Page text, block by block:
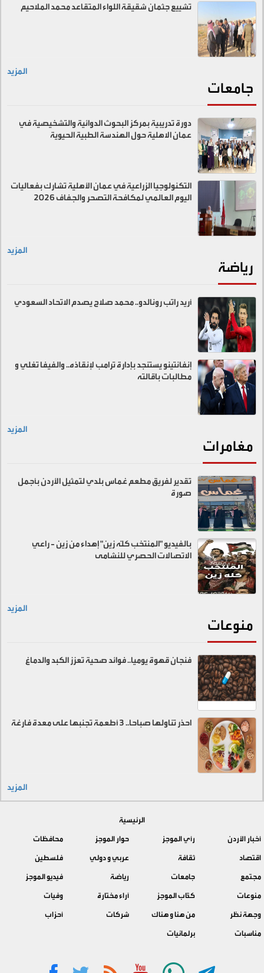
تشييع جثمان شقيقة اللواء المتقاعد محمد الملاحيم
المزيد
جامعات
دورة تدريبية بمركز البحوث الدوائية والتشخيصية في
عمان الاهلية حول الهندسة الطبية الحيوية
التكنولوجيا الزراعية في عمان الأهلية تشارك بفعاليات
اليوم العالمي لمكافحة التصحر والجفاف 2026
المزيد
رياضة
أريد راتب رونالدو.. محمد صلاح يصدم الاتحاد السعودي
إنفانتينو يستنجد بإدارة ترامب لإنقاذه.. والفيفا تغلي و
مطالبات باقالته
المزيد
مغامرات
تقدير لفريق مطعم غماس بلدي لتمثيل الأردن بأجمل
صورة
بالفيديو "المنتخب كلّه زين" إهداء من زين - راعي
الاتصالات الحصري للنشامى
المزيد
منوعات
فنجان قهوة يوميا.. فوائد صحية تعزز الكبد والدماغ
احذر تناولها صباحا.. 3 أطعمة تجنبها على معدة فارغة
المزيد
الرئيسية
أخبار الأردن
رأي الموجز حوار الموجز
محافظات
اقتصاد
ثقافة عربي و دولي
فلسطين
مجتمع
جامعات رياضة
فيديو الموجز
منوعات
كتّاب الموجز آراء مختارة
وفيات
وجهة نظر
من هنا و هناك شركات
أحزاب
مناسبات
برلمانيات